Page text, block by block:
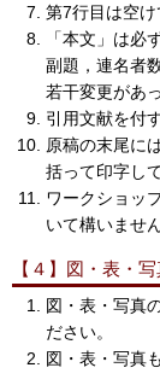
第7行目は空け
「本文」は必
副題，連名者
若干変更があ
引用文献を付
原稿の末尾に
括って印字し
ワークショッ
いて構いません
【４】図・表・
図・表・写真
ださい。
図・表・写真